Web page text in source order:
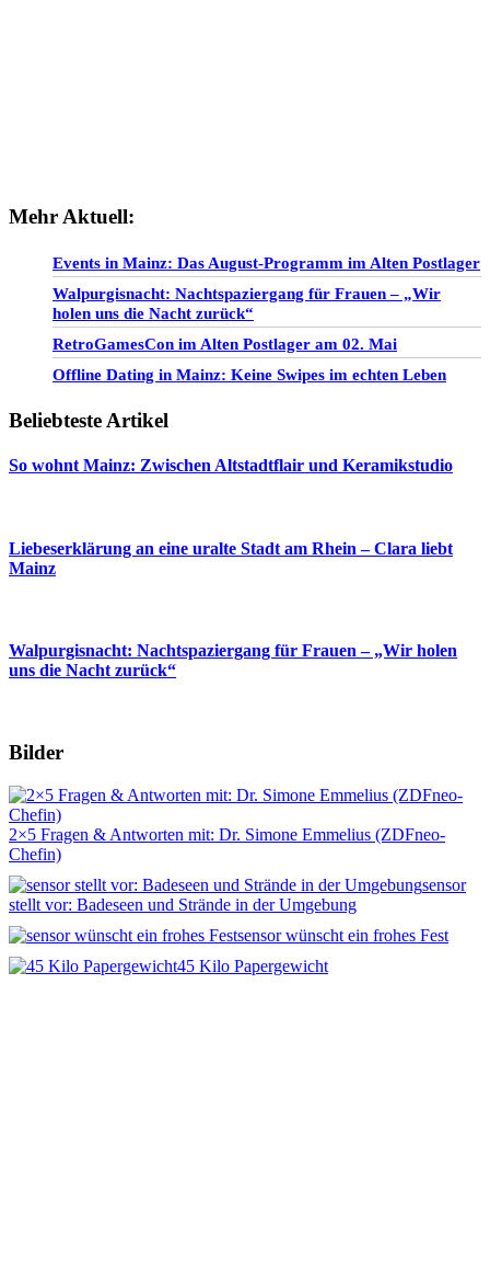
Mehr Aktuell:
Events in Mainz: Das August-Programm im Alten Postlager
Walpurgisnacht: Nachtspaziergang für Frauen – „Wir
holen uns die Nacht zurück“
RetroGamesCon im Alten Postlager am 02. Mai
Offline Dating in Mainz: Keine Swipes im echten Leben
Beliebteste Artikel
So wohnt Mainz: Zwischen Altstadtflair und Keramikstudio
Liebeserklärung an eine uralte Stadt am Rhein – Clara liebt
Mainz
Walpurgisnacht: Nachtspaziergang für Frauen – „Wir holen
uns die Nacht zurück“
Bilder
2×5 Fragen & Antworten mit: Dr. Simone Emmelius (ZDFneo-
Chefin)
sensor
stellt vor: Badeseen und Strände in der Umgebung
sensor wünscht ein frohes Fest
45 Kilo Papergewicht